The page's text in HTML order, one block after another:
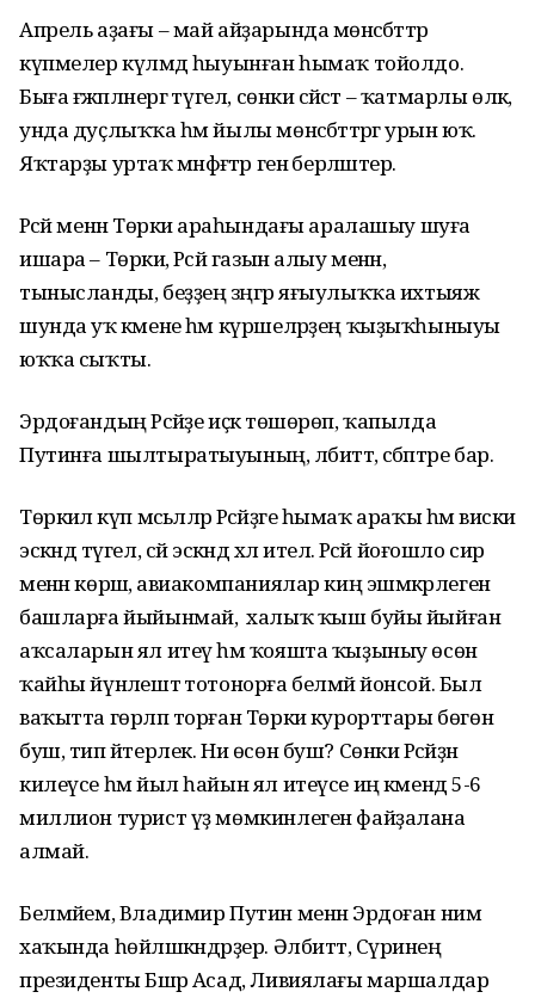
Апрель аҙағы – май айҙарында мөнәсәбәттәр
күпмелер күләмдә һыуынған һымаҡ тойолдо.
Быға ғәжәпләнергә түгел, сөнки сәйәсәт – ҡатмарлы өлкә,
унда дуҫлыҡҡа һәм йылы мөнәсәбәттәргә урын юҡ.
Яҡтарҙы уртаҡ мәнфәғәтәр генә берләштерә.
Рәсәй менән Төркиә араһындағы аралашыу шуға
ишара – Төркиә, Рәсәй газын алыу менән,
тынысланды, беҙҙең зәңгәр яғыулыҡҡа ихтыяж
шунда уҡ кәмене һәм күршеләрҙең ҡыҙыҡһыныуы
юҡҡа сыҡты.
Эрдоғандың Рәсәйҙе иҫкә төшөрөп, ҡапылда
Путинға шылтыратыуының, әлбиттә, сәбәптәре бар.
Төркиәлә күп мәсьәләләр Рәсәйҙәге һымаҡ араҡы һәм виски
эскәндә түгел, сәй эскәндә хәл ителә. Рәсәй йоғошло сир
менән көрәшә, авиакомпаниялар киң эшмәкәрлеген
башларға йыйынмай, ә халыҡ ҡыш буйы йыйған
аҡсаларын ял итеү һәм ҡояшта ҡыҙыныу өсөн
ҡайһы йүнәлештә тотонорға белмәй йонсой. Был
ваҡытта гөрләп торған Төркиә курорттары бөгөн
буш, тип әйтерлек. Ни өсөн буш? Сөнки Рәсәйҙән
килеүсе һәм йыл һайын ял итеүсе иң кәмендә 5-6
миллион турист үҙ мөмкинлеген файҙалана
алмай.
Белмәйем, Владимир Путин менән Эрдоған нимә
хаҡында һөйләшкәндәрҙер. Әлбиттә, Сүриәнең
президенты Бәшәр Асад, Ливиялағы маршалдар